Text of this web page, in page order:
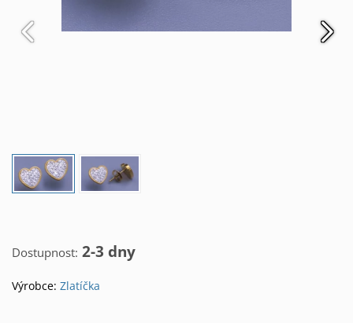
Dostupnost: 2-3 dny
Výrobce: Zlatíčka